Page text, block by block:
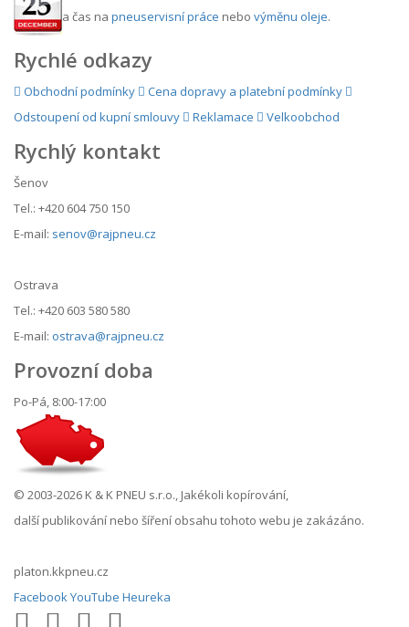
a čas na pneuservisní práce nebo výměnu oleje.
Rychlé odkazy
Obchodní podmínky
Cena dopravy a platební podmínky
Odstoupení od kupní smlouvy
Reklamace Velkoobchod
Rychlý kontakt
Šenov
Tel.: +420 604 750 150
E-mail: senov@rajpneu.cz
Ostrava
Tel.: +420 603 580 580
E-mail: ostrava@rajpneu.cz
Provozní doba
Po-Pá, 8:00-17:00
© 2003-2026 K & K PNEU s.r.o., Jakékoli kopírování,
další publikování nebo šíření obsahu tohoto webu je zakázáno.
platon.kkpneu.cz
FacebookYouTube Heureka